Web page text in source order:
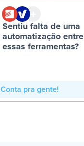
Sentiu falta de uma
automatização entre
essas ferramentas?
Conta pra gente!